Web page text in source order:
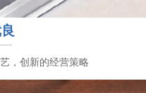
，创新的经营策略